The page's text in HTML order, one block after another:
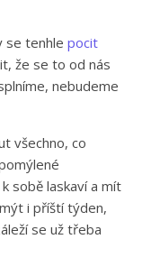
se tenhle pocit
že se to od nás
nebudeme
všechno, co
sobě laskaví a mít
i příští týden,
se už třeba